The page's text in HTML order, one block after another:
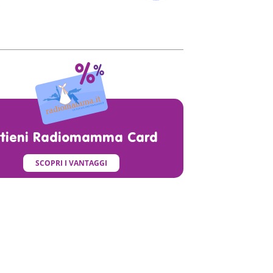
Radiomamma Card
SCOPRI I VANTAGGI